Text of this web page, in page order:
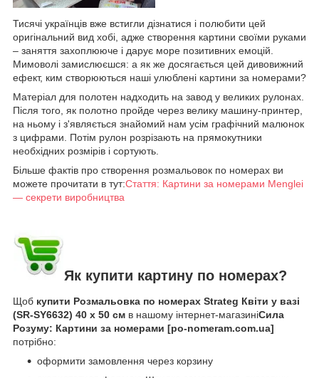
Тисячі українців вже встигли дізнатися і полюбити цей
оригінальний вид хобі, адже створення картини своїми руками
– заняття захоплююче і дарує море позитивних емоцій.
Мимоволі замислюєшся: а як же досягається цей дивовижний
ефект, ким створюються наші улюблені картини за номерами?
Матеріал для полотен надходить на завод у великих рулонах.
Після того, як полотно пройде через велику машину-принтер,
на ньому і з'являється знайомий нам усім графічний малюнок
з цифрами. Потім рулон розрізають на прямокутники
необхідних розмірів і сортують.
Більше фактів про створення розмальовок по номерах ви
можете прочитати в тут:Стаття: Картини за номерами Menglei
— секрети виробництва
Як купити картину по номерах?
Щоб купити Розмальовка по номерах Strateg Квіти у вазі
(SR-SY6632) 40 х 50 см в нашому інтернет-магазиніСила
Розуму: Картини за номерами [po-nomeram.com.ua]
потрібно:
оформити замовлення через корзину